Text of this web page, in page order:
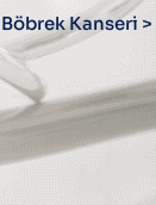
Böbrek Kanseri >